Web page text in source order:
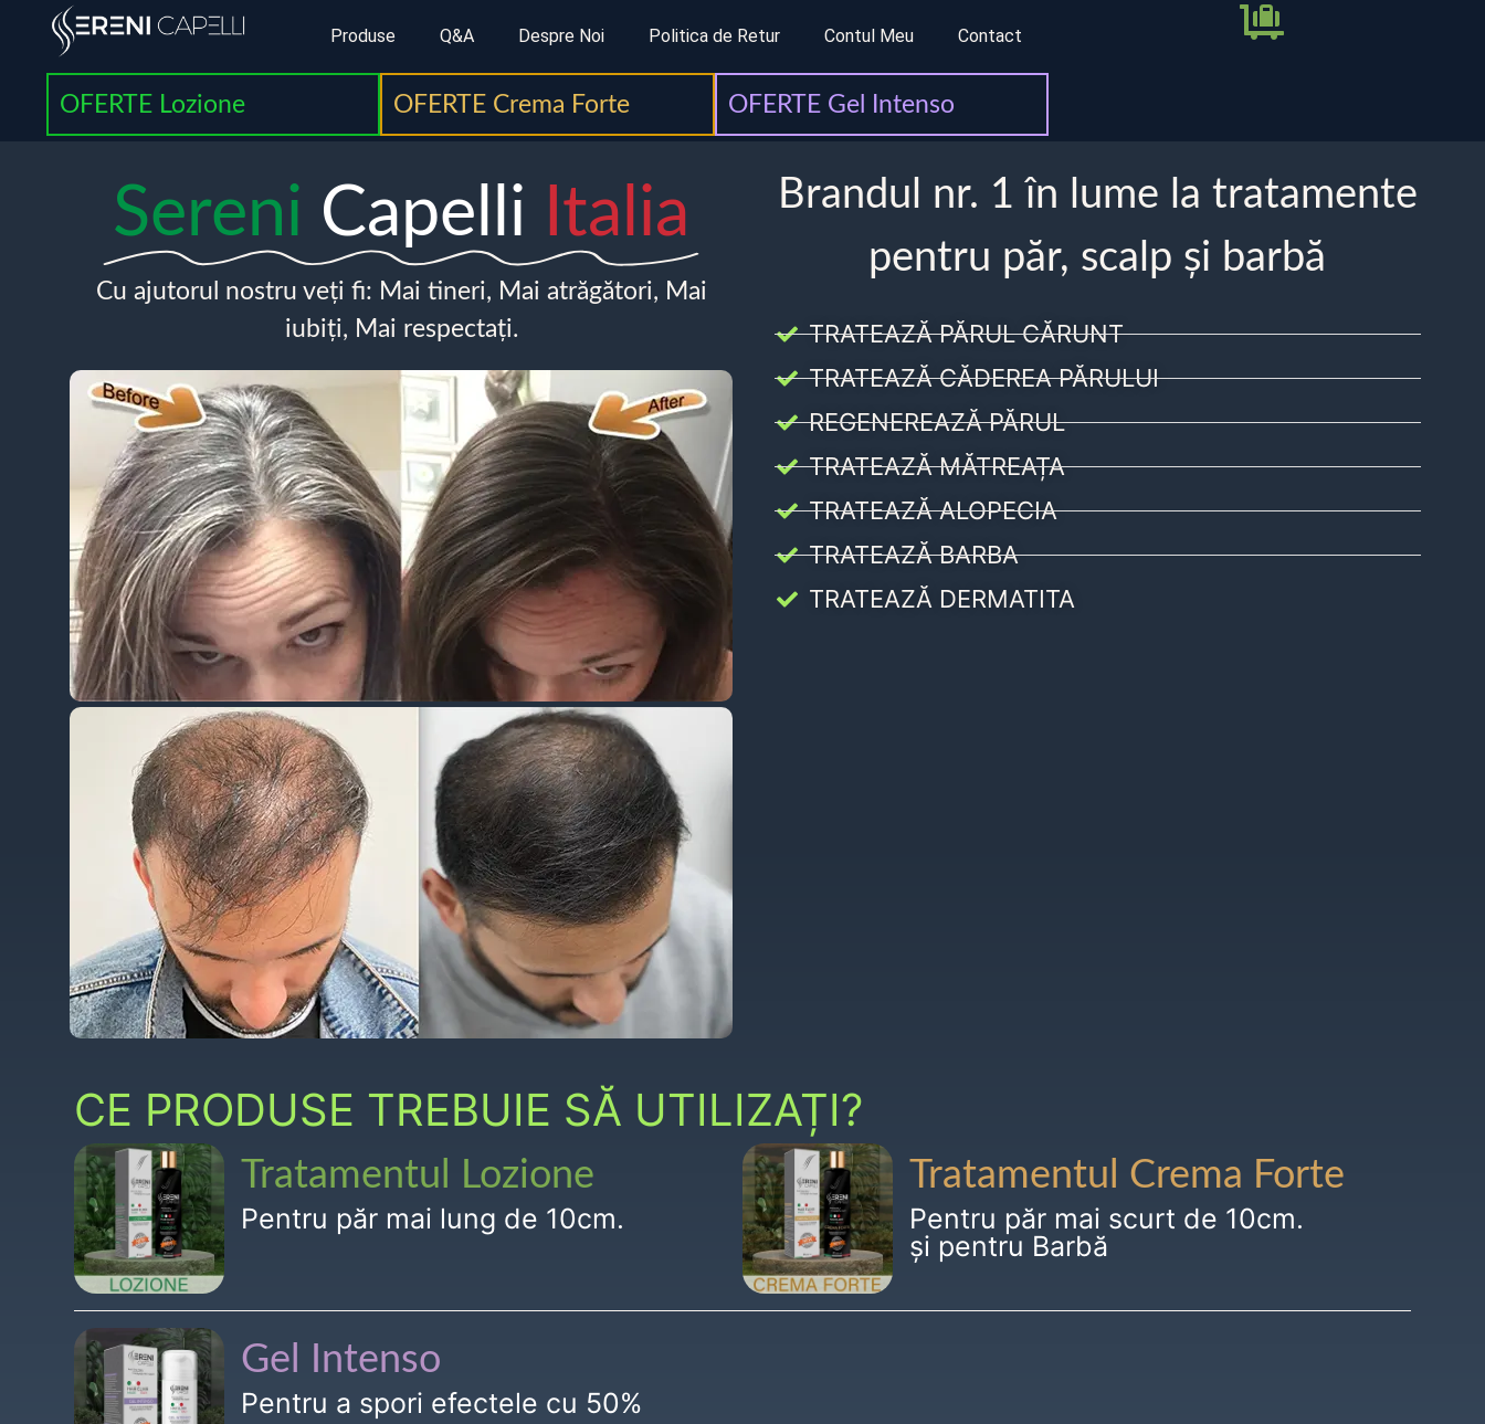
Produse Q&A Despre Noi Politica de Retur Contul Meu Contact
OFERTE Lozione OFERTE Crema Forte OFERTE Gel Intenso
Sereni Capelli Italia
Cu ajutorul nostru veți fi: Mai tineri, Mai atrăgători, Mai
iubiți, Mai respectați.
Brandul nr. 1 în lume la tratamente
pentru păr, scalp și barbă
TRATEAZĂ PĂRUL CĂRUNT
TRATEAZĂ CĂDEREA PĂRULUI
REGENEREAZĂ PĂRUL
TRATEAZĂ MĂTREAȚA
TRATEAZĂ ALOPECIA
TRATEAZĂ BARBA
TRATEAZĂ DERMATITA
CE PRODUSE TREBUIE SĂ UTILIZAȚI?
Tratamentul Lozione
Pentru păr mai lung de 10cm.
Tratamentul Crema Forte
Pentru păr mai scurt de 10cm.
și pentru Barbă
Gel Intenso
Pentru a spori efectele cu 50%